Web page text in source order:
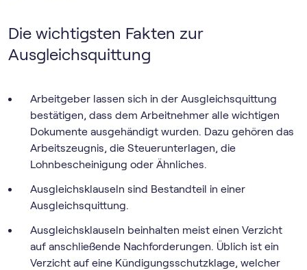
Die wichtigsten Fakten zur
Ausgleichsquittung
Arbeitgeber lassen sich in der Ausgleichsquittung
bestätigen, dass dem Arbeitnehmer alle wichtigen
Dokumente ausgehändigt wurden. Dazu gehören das
Arbeitszeugnis, die Steuerunterlagen, die
Lohnbescheinigung oder Ähnliches.
Ausgleichsklauseln sind Bestandteil in einer
Ausgleichsquittung.
Ausgleichsklauseln beinhalten meist einen Verzicht
auf anschließende Nachforderungen. Üblich ist ein
Verzicht auf eine Kündigungsschutzklage, welcher